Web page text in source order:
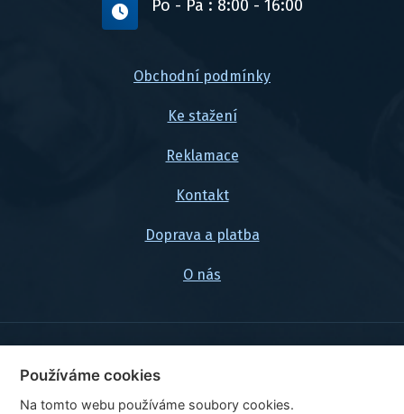
Po - Pá : 8:00 - 16:00
Obchodní podmínky
Ke stažení
Reklamace
Kontakt
Doprava a platba
O nás
© 2026, FlexaMi Auto s.r.o.
Ceny jsou uvedeny vč. DPH
Používáme cookies
Na tomto webu používáme soubory cookies.